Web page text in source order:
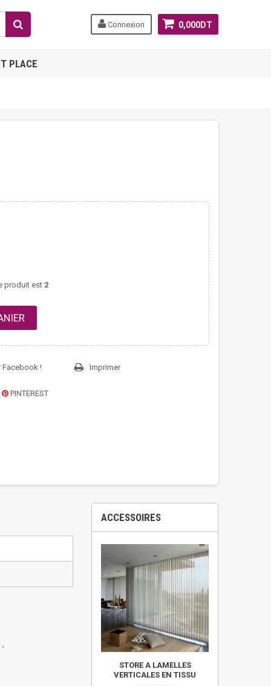
0,000DT
Connexion
PLACE
produit est 2
Facebook ! Imprimer
PINTEREST
,
ACCESSOIRES
STORE A LAMELLES
VERTICALES EN TISSU